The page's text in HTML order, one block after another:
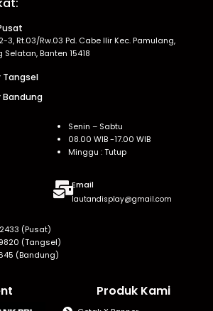
3, Rt.03/Rw.03 Pd. Cabe Ilir Kec. Pamulang,
Banten 15418
Tangsel
Bandung
Senin – Sabtu
08.00 WIB -17.00 WIB
Minggu : Tutup
Email
lautandisplay@gmail.com
(Pusat)
(Tangsel)
(Bandung)
Produk Kami